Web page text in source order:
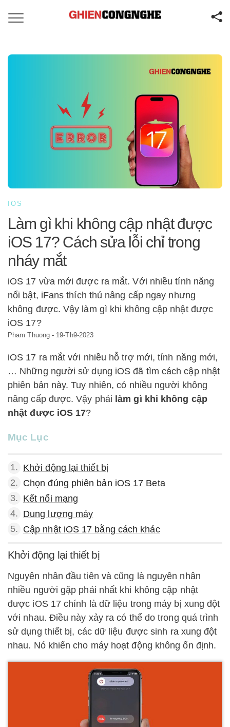
IOS
Làm gì khi không cập nhật được
iOS 17? Cách sửa lỗi chỉ trong
nháy mắt
iOS 17 vừa mới được ra mắt. Với nhiều tính năng
nổi bật, iFans thích thú nâng cấp ngay nhưng
không được. Vậy làm gì khi không cập nhật được
iOS 17?
Pham Thuong- 19-Th9-2023
iOS 17 ra mắt với nhiều hỗ trợ mới, tính năng mới,
… Những người sử dụng iOS đã tìm cách cập nhật
phiên bản này. Tuy nhiên, có nhiều người không
nâng cấp được. Vậy phải làm gì khi không cập
nhật được iOS 17?
Mục Lục
1. Khởi động lại thiết bị
2. Chọn đúng phiên bản iOS 17 Beta
3. Kết nối mạng
4. Dung lượng máy
5. Cập nhật iOS 17 bằng cách khác
Khởi động lại thiết bị
Nguyên nhân đầu tiên và cũng là nguyên nhân
nhiều người gặp phải nhất khi không cập nhật
được iOS 17 chính là dữ liệu trong máy bị xung đột
với nhau. Điều này xảy ra có thể do trong quá trình
sử dụng thiết bị, các dữ liệu được sinh ra xung đột
nhau. Nó khiến cho máy hoạt động không ổn định.